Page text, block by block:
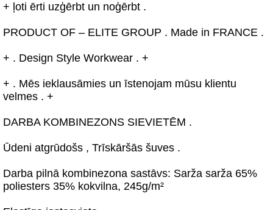
+ ļoti ērti uzģērbt un noģērbt .
PRODUCT OF – ELITE GROUP . Made in FRANCE .
+ . Design Style Workwear . +
+ . Mēs ieklausāmies un īstenojam mūsu klientu
velmes . +
DARBA KOMBINEZONS SIEVIETĒM .
Ūdeni atgrūdošs , Trīskāršās šuves .
Darba pilnā kombinezona sastāvs: Sarža sarža 65%
poliesters 35% kokvilna, 245g/m²